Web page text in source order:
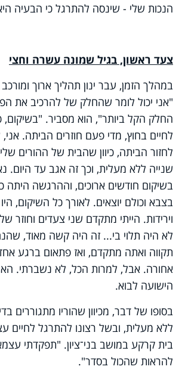
הנכות שלי - שינסה להתרגל כי הבעיה
צעד ראשון, בגיל שמונה עשרה וחצי
במהלך הזמן, עבר ינון תהליך ארוך
"אני יכול לומר שהחלק של להרכיב את
החלק הקל ביותר", הוא מסביר.
לחיים בחוץ, מדי פעם חוזרים הביתה. אני,
לחזור הביתה, כיוון שהבית של ההורים
שנייה ללא מעלית, וכך זה אגב עד היום.
בשיקום חודשים ארוכים, וההרגשה
בצבא וכולם יוצאים. לאורך כל השיקום,
וירידות. הייתי מתקדם שני צעדים וחוזר
לא היה תלוי בי... זה היה קשה מאוד,
תקווה ואתה מתקדם, ואז פתאום ברגע
אחורה. אבל, למרות הכל, לא נשברתי.
הישועה לבוא.
בסופו של דבר, מכיוון שהוריו מתגוררים
ללא מעלית, ובשל רצונו להתרגל לחיים
בית קרקע במושב בני־ציון. "תפקדתי
להראות שהכול בסדר".